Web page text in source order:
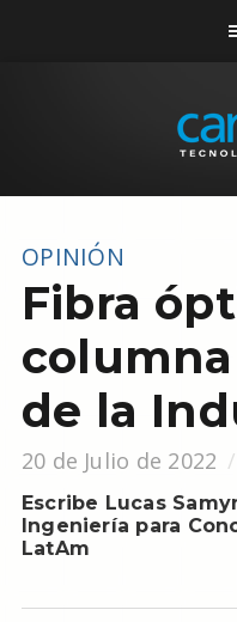
OPINIÓN
Fibra
de la
20 de Julio de 2022
Escribe Lucas
Ingeniería para
LatAm